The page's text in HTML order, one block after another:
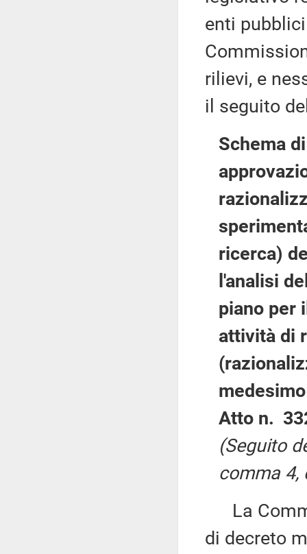
enti
rilievi, e
il seguito
Schema
ricerca)
l'analisi
piano per
attività di
Atto n.
(Seguito
comma 4,
La
di decreto